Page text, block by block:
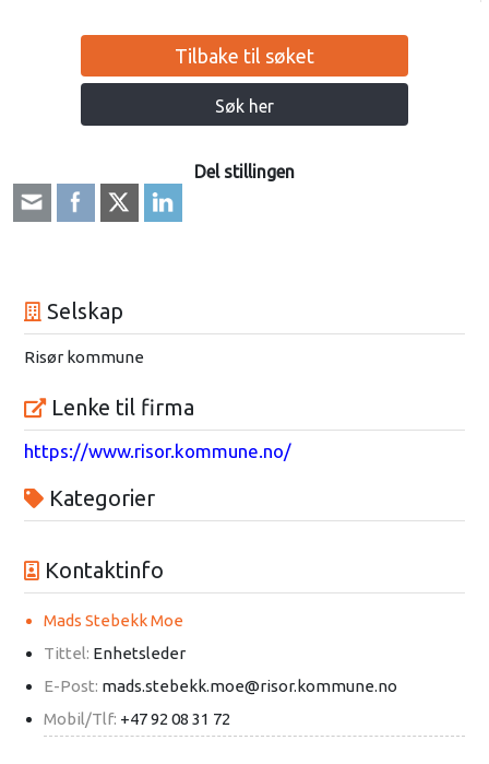
Tilbake til søket
Søk her
Del stillingen
Selskap
Risør kommune
Lenke til firma
https://www.risor.kommune.no/
Kategorier
Kontaktinfo
Mads Stebekk Moe
Tittel: Enhetsleder
E-Post: mads.stebekk.moe@risor.kommune.no
Mobil/Tlf: +47 92 08 31 72